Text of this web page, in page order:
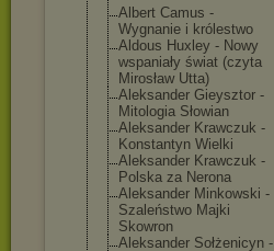
Albert Camus -
Wygnanie i królestwo
Aldous Huxley - Nowy
wspaniały świat (czyta
Mirosław Utta)
Aleksander Gieysztor -
Mitologia Słowian
Aleksander Krawczuk -
Konstantyn Wielki
Aleksander Krawczuk -
Polska za Nerona
Aleksander Minkowski -
Szaleństwo Majki
Skowron
Aleksander Sołżenicyn -